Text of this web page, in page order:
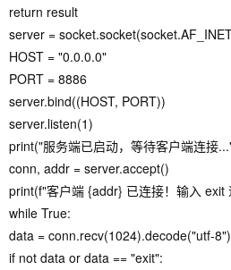
return result
server =
HOST = "0.0.0.0"
PORT = 8886
server.bind((HOST, PORT))
server.listen(1)
print("服务端已启动，等待客户端连接
conn, addr = server.accept()
print(f"客户端 {addr} 已连接！输入 exit
while True:
data = conn.recv(1024).decode("utf-8")
if not data or data == "exit":